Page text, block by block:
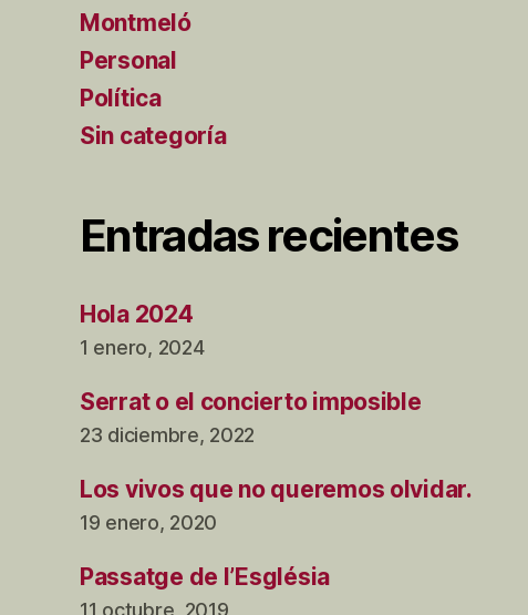
Montmeló
Personal
Política
Sin categoría
Entradas recientes
Hola 2024
1 enero, 2024
Serrat o el concierto imposible
23 diciembre, 2022
Los vivos que no queremos olvidar.
19 enero, 2020
Passatge de l’Església
11 octubre, 2019